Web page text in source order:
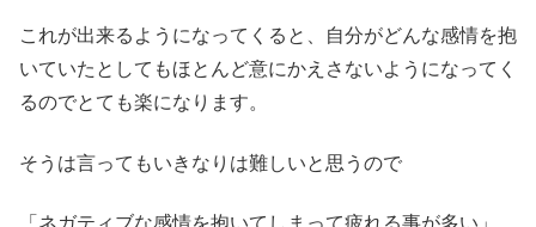
これが出来るようになってくると、自分がどんな感情を抱
いていたとしてもほとんど意にかえさないようになってく
るのでとても楽になります。
そうは言ってもいきなりは難しいと思うので
「ネガティブな感情を抱いてしまって疲れる事が多い」